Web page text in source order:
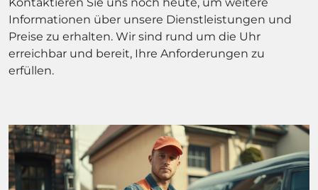
Informationen über unsere Dienstleistungen und
Preise zu erhalten. Wir sind rund um die Uhr
erreichbar und bereit, Ihre Anforderungen zu
erfüllen.